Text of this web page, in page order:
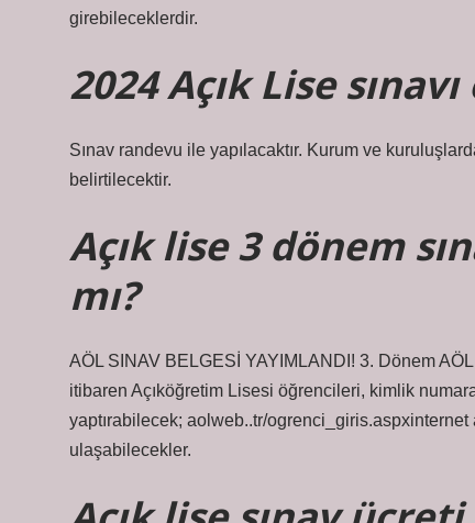
girebileceklerdir.
2024 Açık Lise
Sınav randevu ile yapılacaktır. Kurum ve
belirtilecektir.
Açık lise 3 dönem
mı?
AÖL SINAV BELGESİ YAYIMLANDI! 3. Dönem
itibaren Açıköğretim Lisesi öğrencileri, kimlik
yaptırabilecek; aolweb..tr/
ulaşabilecekler.